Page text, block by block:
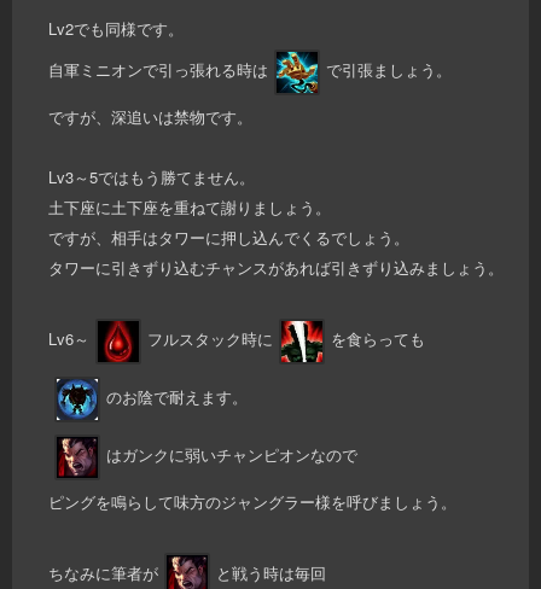
Lv2でも同様です。
自軍ミニオンで引っ張れる時は
で引張ましょう。
ですが、深追いは禁物です。
Lv3～5ではもう勝てません。
土下座に土下座を重ねて謝りましょう。
ですが、相手はタワーに押し込んでくるでしょう。
タワーに引きずり込むチャンスがあれば引きずり込みましょう。
Lv6～ フルスタック時に を食らっても
のお陰で耐えます。
はガンクに弱いチャンピオンなので
ピングを鳴らして味方のジャングラー様を呼びましょう。
ちなみに筆者が と戦う時は毎回